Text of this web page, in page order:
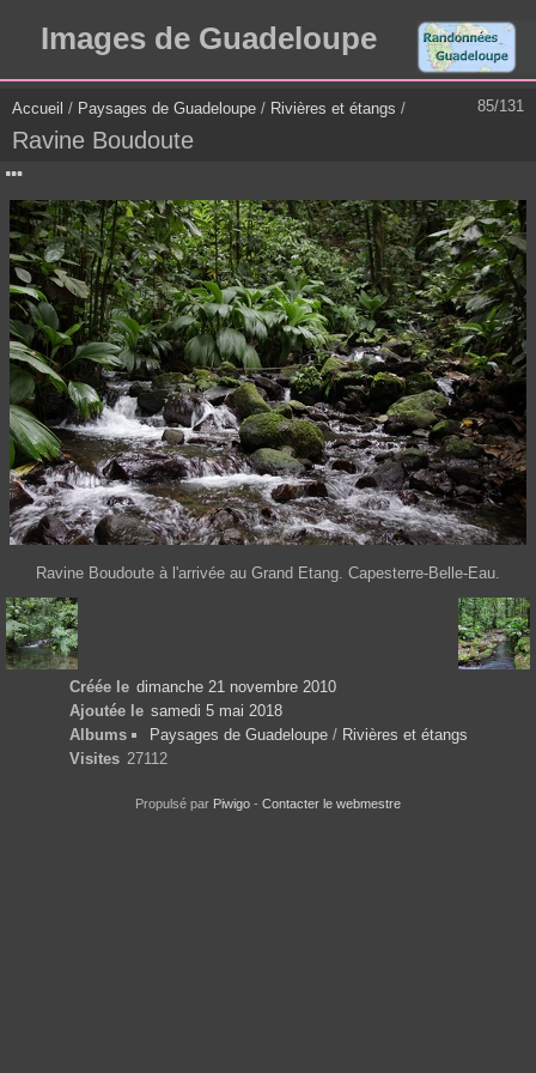
Images de Guadeloupe
85/131
Accueil / Paysages de Guadeloupe / Rivières et étangs /
Ravine Boudoute
Ravine Boudoute à l'arrivée au Grand Etang. Capesterre-Belle-Eau.
Créée le dimanche 21 novembre 2010
Ajoutée le samedi 5 mai 2018
Albums
Paysages de Guadeloupe / Rivières et étangs
Visites 27112
Propulsé par Piwigo - Contacter le webmestre